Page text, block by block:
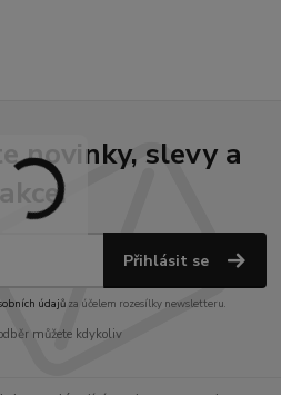
novinky, slevy a
akce!
Přihlásit se
údajůza účelem rozesílky newsletteru.
můžete kdykoliv